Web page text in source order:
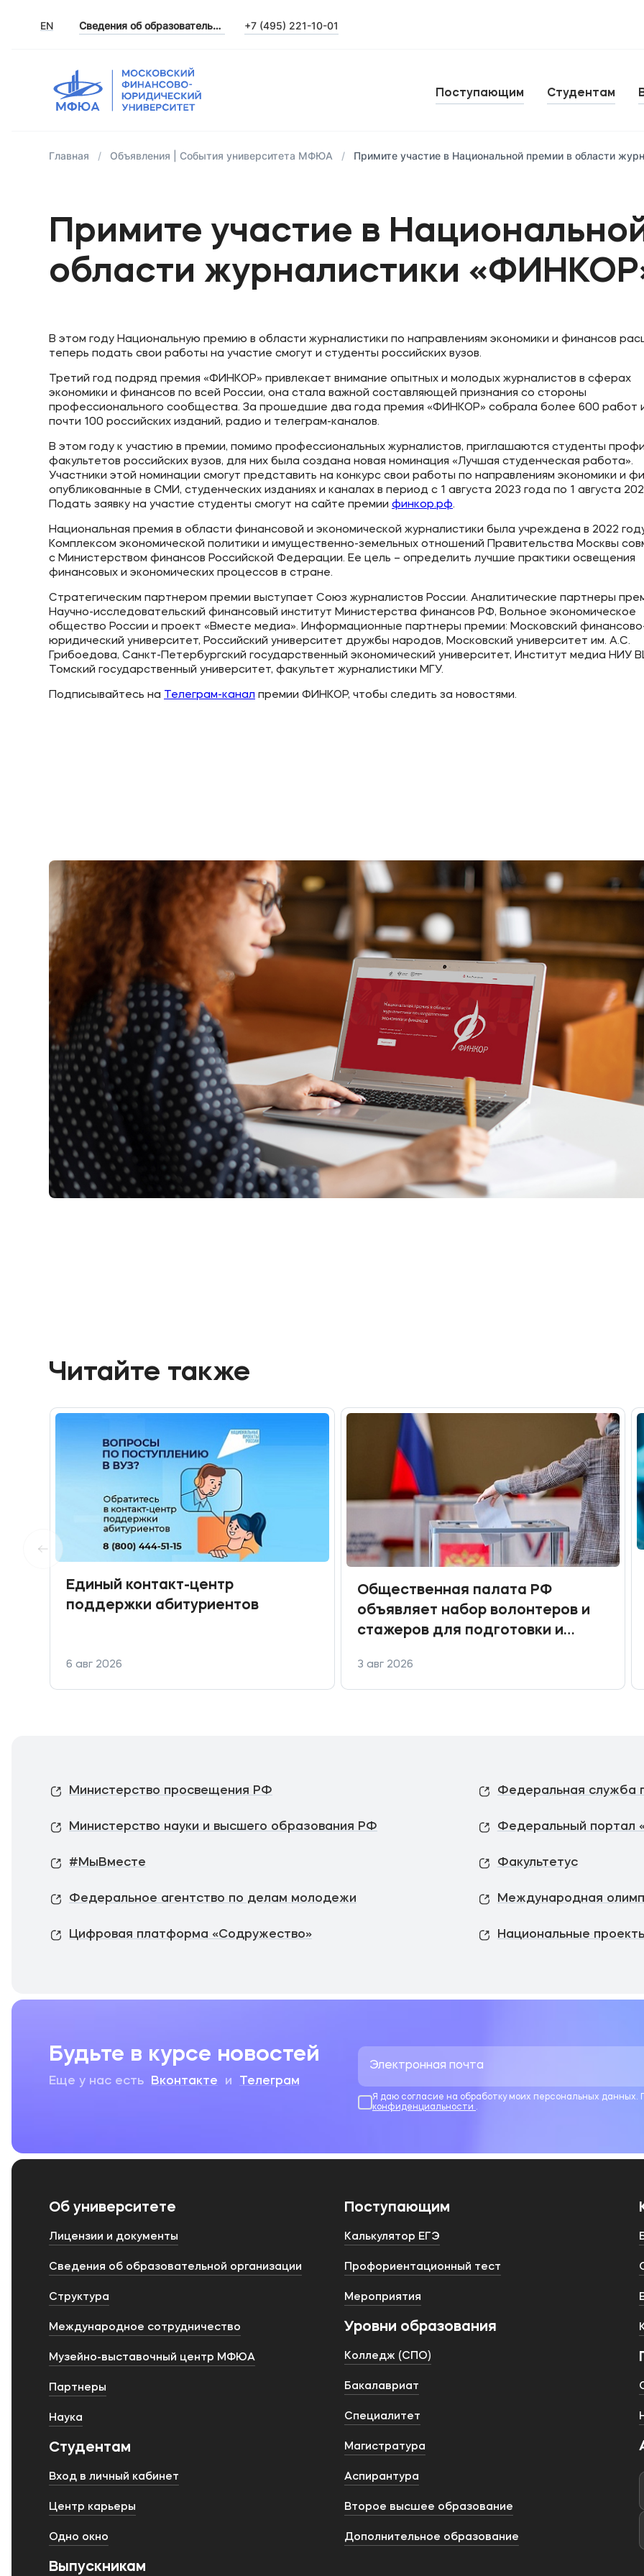
EN Сведения об образовательной организации +7 (495) 221-10-01
Поступающим Студентам
Главная Объявления | События университета МФЮА Примите участие в Национальной премии в области
Примите участие в
области журналистики
В этом году Национальную премию в области журналистики по направлениям экономики и финансов
теперь подать свои работы на участие смогут и студенты российских вузов.
Третий год подряд премия «ФИНКОР» привлекает внимание опытных и молодых журналистов в сферах
экономики и финансов по всей России, она стала важной составляющей признания со стороны
профессионального сообщества. За прошедшие два года премия «ФИНКОР» собрала более 600 работ
почти 100 российских изданий, радио и телеграм-каналов.
В этом году к участию в премии, помимо профессиональных журналистов, приглашаются студенты
факультетов российских вузов, для них была создана новая номинация «Лучшая студенческая работа».
Участники этой номинации смогут представить на конкурс свои работы по направлениям экономики и
опубликованные в СМИ, студенческих изданиях и каналах в период с 1 августа 2023 года по 1 августа
Подать заявку на участие студенты смогут на сайте премии финкор.рф.
Национальная премия в области финансовой и экономической журналистики была учреждена в 2022
Комплексом экономической политики и имущественно-земельных отношений Правительства Москвы
с Министерством финансов Российской Федерации. Ее цель – определить лучшие практики освещения
финансовых и экономических процессов в стране.
Стратегическим партнером премии выступает Союз журналистов России. Аналитические партнеры
Научно-исследовательский финансовый институт Министерства финансов РФ, Вольное экономическое
общество России и проект «Вместе медиа». Информационные партнеры премии: Московский
юридический университет, Российский университет дружбы народов, Московский университет им. А.С.
Грибоедова, Санкт-Петербургский государственный экономический университет, Институт медиа НИУ
Томский государственный университет, факультет журналистики МГУ.
Подписывайтесь на Телеграм-канал премии ФИНКОР, чтобы следить за новостями.
Читайте также
Единый контакт-центр
поддержки абитуриентов
6 авг 2026
Общественная палата РФ
объявляет набор волонтеров и
стажеров для подготовки и
центра по общественному
наблюдению за выборами
3 авг 2026
Министерство просвещения РФ
Министерство науки и высшего образования РФ Федеральный портал
#МыВместе Факультетус
Федеральное агентство по делам молодежи Международная
Цифровая платформа «Содружество» Национальные
Будьте в курсе новостей
Еще у нас есть Вконтакте и Телеграм
Я даю согласие на обработку моих персональных
конфиденциальности .
Об университете
Лицензии и документы
Сведения об образовательной организации
Структура
Международное сотрудничество
Музейно-выставочный центр МФЮА
Партнеры
Наука
Студентам
Вход в личный кабинет
Центр карьеры
Одно окно
Выпускникам
Поступающим
Калькулятор ЕГЭ
Профориентационный тест
Мероприятия
Уровни образования
Колледж (СПО)
Бакалавриат
Специалитет
Магистратура
Аспирантура
Второе высшее образование
Дополнительное образование